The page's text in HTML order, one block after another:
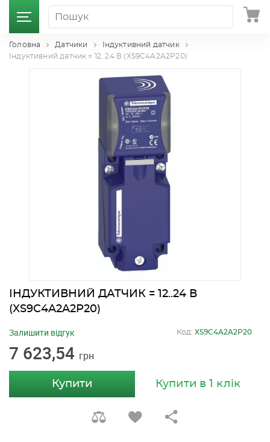
Головна Датчики
Індуктивний датчик
Індуктивний датчик = 12..24 В (XS9C4A2A2P20)
ІНДУКТИВНИЙ ДАТЧИК = 12..24 В
(XS9C4A2A2P20)
7 623,54 грн
Залишити відгук Код: XS9C4A2A2P20
Купити Купити в 1 клік